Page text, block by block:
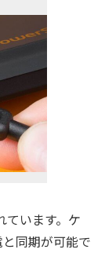
います。ケ
同期が可能で